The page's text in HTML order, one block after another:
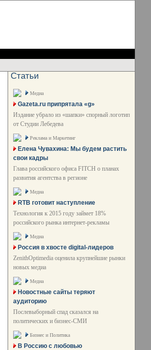
Статьи
Медиа
Gazeta.ru припрятала «g»
Издание убрало из «шапки» спорный логотип
от Студии Лебедева
Реклама и Маркетинг
Елена Чувахина: Мы будем растить
свои кадры
Глава российского офиса FITCH о планах
развития агентства в регионе
Медиа
RTB готовит наступление
Технология к 2015 году займет 18%
российского рынка интернет-рекламы
Медиа
Россия в хвосте digital-лидеров
ZenithOptimedia оценила крупнейшие рынки
новых медиа
Медиа
Новостные сайты теряют
аудиторию
Послевыборный спад сказался на
политических и бизнес-СМИ
Бизнес и Политика
В Россию с любовью